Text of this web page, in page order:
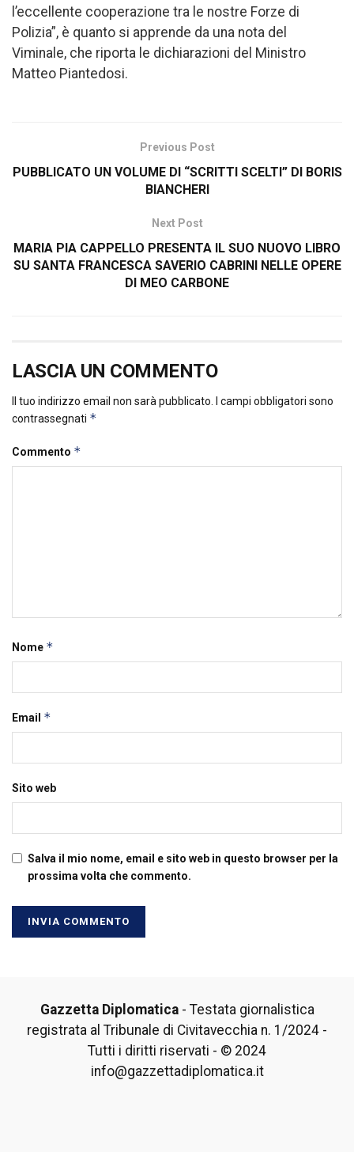
l’eccellente cooperazione tra le nostre Forze di
Polizia”, è quanto si apprende da una nota del
Viminale, che riporta le dichiarazioni del Ministro
Matteo Piantedosi.
Previous Post
PUBBLICATO UN VOLUME DI “SCRITTI SCELTI” DI BORIS
BIANCHERI
Next Post
MARIA PIA CAPPELLO PRESENTA IL SUO NUOVO LIBRO
SU SANTA FRANCESCA SAVERIO CABRINI NELLE OPERE
DI MEO CARBONE
LASCIA UN COMMENTO
Il tuo indirizzo email non sarà pubblicato. I campi obbligatori sono
contrassegnati *
Commento *
Nome *
Email *
Sito web
Salva il mio nome, email e sito web in questo browser per la
prossima volta che commento.
Gazzetta Diplomatica- Testata giornalistica
registrata al Tribunale di Civitavecchia n. 1/2024 -
Tutti i diritti riservati - © 2024
info@gazzettadiplomatica.it